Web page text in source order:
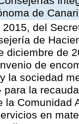
de
del
de
diciembre de
de
la sociedad
para la
la Comunidad
en